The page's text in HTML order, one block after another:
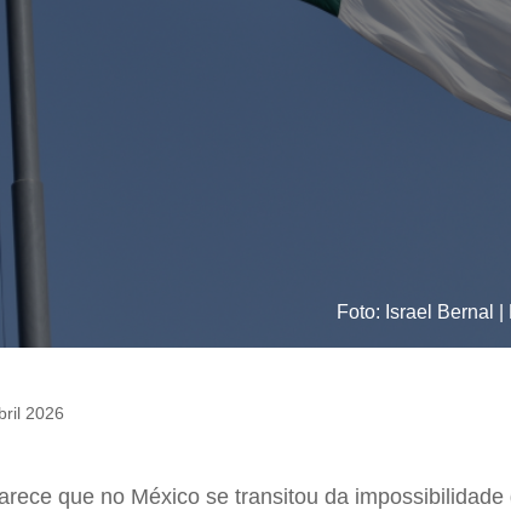
Foto: Israel Bernal |
2026
que no México se transitou da